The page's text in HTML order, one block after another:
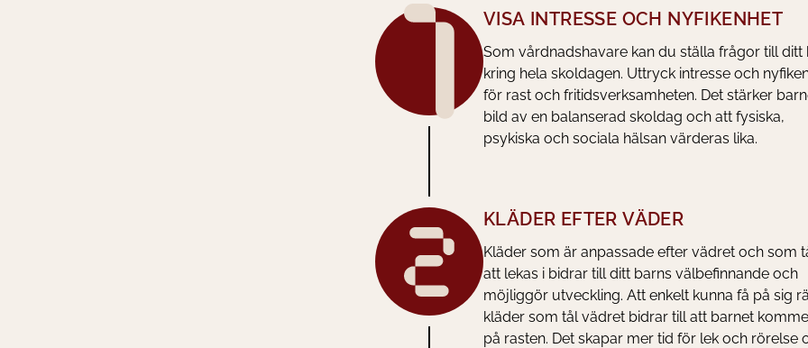
VISA INTRESSE OCH NYFIKENHET
Som vårdnadshavare kan du ställa frågor till ditt
kring hela skoldagen. Uttryck intresse och
för rast och fritidsverksamheten. Det stärker
bild av en balanserad skoldag och att fysiska,
psykiska och sociala hälsan värderas lika.
KLÄDER EFTER VÄDER
Kläder som är anpassade efter vädret och som
att lekas i bidrar till ditt barns välbefinnande och
möjliggör utveckling. Att enkelt kunna få på sig
kläder som tål vädret bidrar till att barnet
på rasten. Det skapar mer tid för lek och rörelse